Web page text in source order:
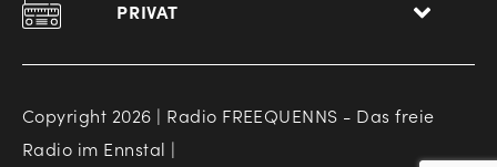
PRIVAT
Copyright 2026 | Radio FREEQUENNS - Das freie
Radio im Ennstal |